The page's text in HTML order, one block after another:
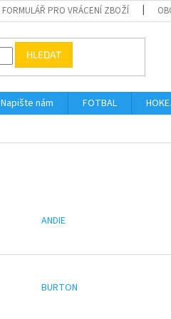
FORMULÁŘ PRO VRÁCENÍ ZBOŽÍ
HLEDAT
Napište nám FOTBAL
ANDIE
BURTON